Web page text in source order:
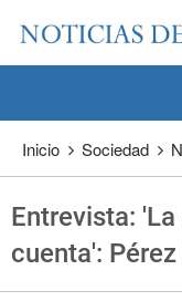
Pase a contenido
Inicio Sociedad
Entrevista:
cuenta': Pérez